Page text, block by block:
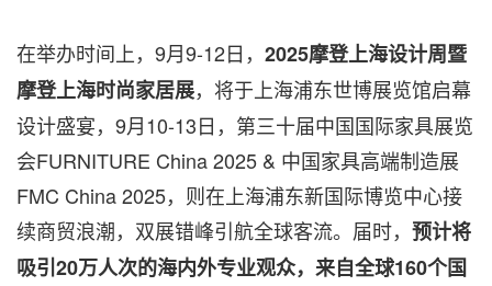
在举办时间上，9月9-12日， 2025摩登上海设计周暨
摩登上海时尚家居展，将于上海浦东世博展览馆启幕
设计盛宴，9月10-13日，第三十届中国国际家具展览
会FURNITURE China 2025 & 中国家具高端制造展
FMC China 2025，则在上海浦东新国际博览中心接
续商贸浪潮，双展错峰引航全球客流。届时， 预计将
吸引20万人次的海内外专业观众，来自全球160个国